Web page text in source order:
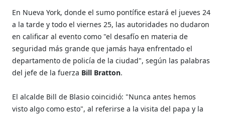
En Nueva York, donde el sumo pontífice estará el jueves 24
a la tarde y todo el viernes 25, las autoridades no dudaron
en calificar al evento como "el desafío en materia de
seguridad más grande que jamás haya enfrentado el
departamento de policía de la ciudad", según las palabras
del jefe de la fuerza Bill Bratton.
El alcalde Bill de Blasio coincidió: "Nunca antes hemos
visto algo como esto", al referirse a la visita del papa y la